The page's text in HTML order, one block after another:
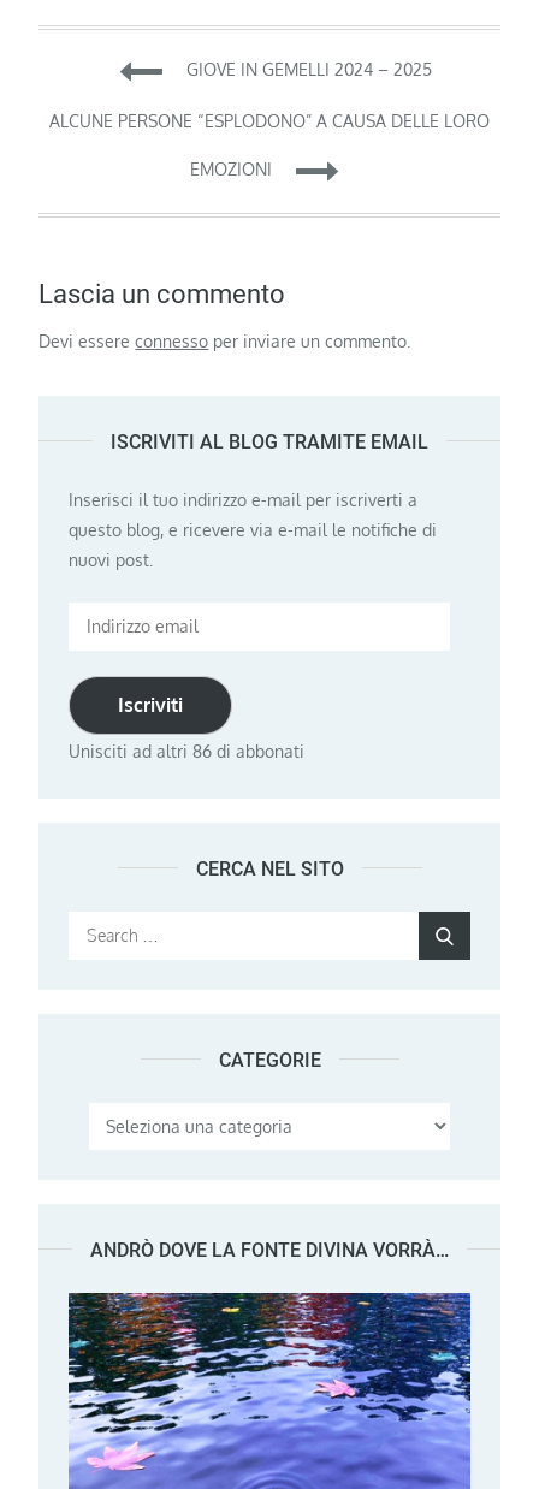
Navigazione
articoli
GIOVE IN GEMELLI 2024 – 2025
ALCUNE PERSONE “ESPLODONO” A CAUSA DELLE LORO
EMOZIONI
Lascia un commento
Devi essereconnesso per inviare un commento.
ISCRIVITI AL BLOG TRAMITE EMAIL
Inserisci il tuo indirizzo e-mail per iscriverti a
questo blog, e ricevere via e-mail le notifiche di
nuovi post.
Indirizzo
Iscriviti
Unisciti ad altri 86 di abbonati
CERCA NEL SITO
Search
CATEGORIE
Categorie
ANDRÒ DOVE LA FONTE DIVINA VORRÀ…